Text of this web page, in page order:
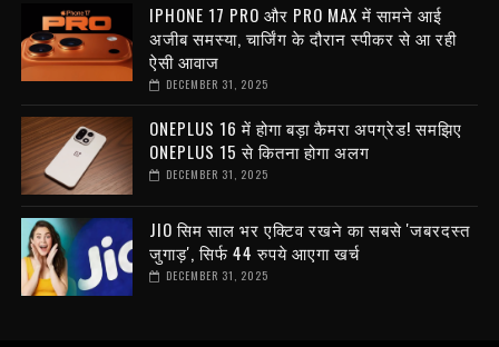
IPHONE 17 PRO और PRO MAX में सामने आई
अजीब समस्या, चार्जिंग के दौरान स्पीकर से आ रही
ऐसी आवाज
DECEMBER 31, 2025
ONEPLUS 16 में होगा बड़ा कैमरा अपग्रेड! समझिए
ONEPLUS 15 से कितना होगा अलग
DECEMBER 31, 2025
JIO सिम साल भर एक्टिव रखने का सबसे 'जबरदस्त
जुगाड़', सिर्फ 44 रुपये आएगा खर्च
DECEMBER 31, 2025